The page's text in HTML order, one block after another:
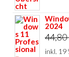
2024
44,80
inkl. 19